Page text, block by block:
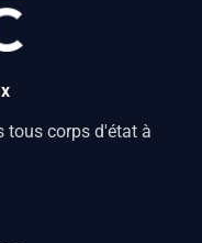
tous corps d'état à